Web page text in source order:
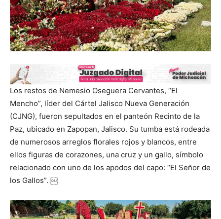
Los restos de Nemesio Oseguera Cervantes, “El
Mencho”, líder del Cártel Jalisco Nueva Generación
(CJNG), fueron sepultados en el panteón Recinto de la
Paz, ubicado en Zapopan, Jalisco. Su tumba está rodeada
de numerosos arreglos florales rojos y blancos, entre
ellos figuras de corazones, una cruz y un gallo, símbolo
relacionado con uno de los apodos del capo: “El Señor de
los Gallos”. ￼